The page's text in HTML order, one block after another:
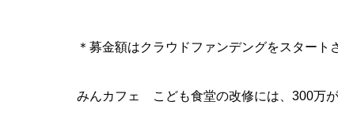
＊募金額はクラウドファンデングをスタート
みんカフェ こども食堂の改修には、300万が